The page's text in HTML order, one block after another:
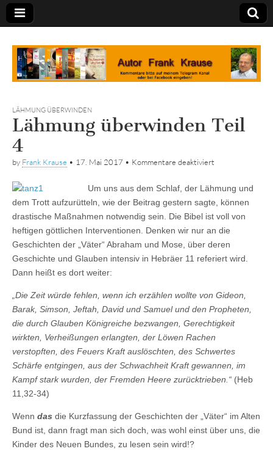
Tagebuch
LÄHMUNG ÜBERWINDEN
Lähmung überwinden Teil
4
by Frank Krause • 17. Mai 2017 • Kommentare deaktiviert
Teil
4
Um uns aus dem Schlaf, der Lähmung und
dem Trott aufzurütteln, wie der Beitrag gestern sagte, können
drastische Maßnahmen notwendig sein. Die Bibel ist voll von
heftigen göttlichen Interventionen. Denken wir nur an die
Geschichten der „Väter“ Abraham und Mose, über deren
Geschichte und Glauben intensiv in Hebräer 11 referiert wird.
Dann heißt es dort weiter:
„Die Zeit würde fehlen, wenn ich erzählen wollte von Gideon,
Barak, Simson, Jeftah, David und Samuel und den Propheten,
die durch Glauben Königreiche bezwangen, Gerechtigkeit
wirkten, Verheißungen erlangten, der Löwen Rachen
verstopften, des Feuers Kraft auslöschten, des Schwertes
Schärfe entgingen, aus der Schwachheit Kraft gewannen, im
Kampf stark wurden, der Fremden Heere zurücktrieben.“ (Heb
11,32-34)
Wenn das die Kurzfassung der Geschichten der „Väter“ im Alten
Bund ist, dann fragt man sich doch, was wohl einst über uns, die
Kinder des Neuen Bundes, zu lesen sein wird!?